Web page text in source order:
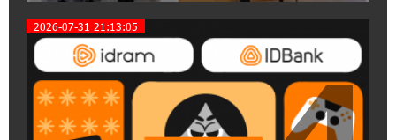
Idram&IDBank
Ucom Introduces the New uMix 5000 Regional
Package: 3 Services for Just AMD 5,000 per
Month
2026-07-31 21:13:05